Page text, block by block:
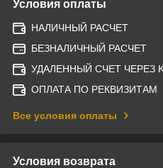
Условия оплаты
НАЛИЧНЫЙ РАСЧЕТ
БЕЗНАЛИЧНЫЙ РАСЧЕТ
УДАЛЕННЫЙ СЧЕТ ЧЕРЕЗ
ОПЛАТА ПО РЕКВИЗИТАМ
Все условия оплаты
Условия возврата